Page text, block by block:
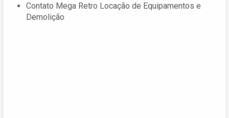
Contato Mega Retro Locação de Equipamentos e
Demolição